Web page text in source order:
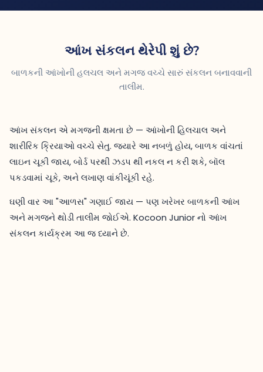
આંખ સંકલન થેરેપી શું છે?
બાળકની આંખોની હલચલ અને મગજ વચ્ચે સારું સંકલન બનાવવાની
તાલીમ.
આંખ સંકલન એ મગજની ક્ષમતા છે — આંખોની હિલચાલ અને
શારીરિક ક્રિયાઓ વચ્ચે સેતુ. જ્યારે આ નબળું હોય, બાળક વાંચતાં
લાઇન ચૂકી જાય, બોર્ડ પરથી ઝડપ થી નકલ ન કરી શકે, બૉલ
પકડવામાં ચૂકે, અને લખાણ વાંકીચૂંકી રહે.
ઘણી વાર આ "આળસ" ગણાઈ જાય — પણ ખરેખર બાળકની આંખ
અને મગજને થોડી તાલીમ જોઈએ. Kocoon Junior નો આંખ
સંકલન કાર્યક્રમ આ જ ધ્યાને છે.